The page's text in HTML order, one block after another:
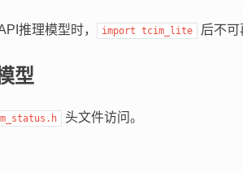
推理模型时，
import tcim_lite 后不可
型
头文件访问。